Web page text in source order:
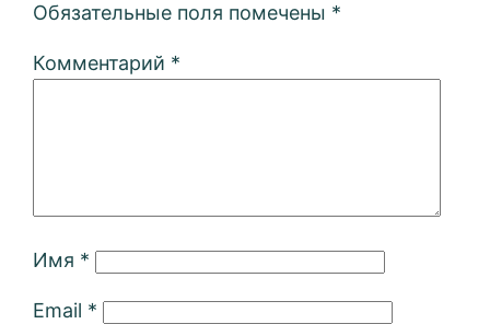
Обязательные поля помечены *
Комментарий *
Имя *
Email *